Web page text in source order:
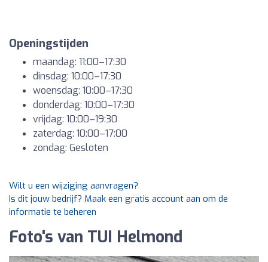
Openingstijden
maandag: 11:00–17:30
dinsdag: 10:00–17:30
woensdag: 10:00–17:30
donderdag: 10:00–17:30
vrijdag: 10:00–19:30
zaterdag: 10:00–17:00
zondag: Gesloten
Wilt u een wijziging aanvragen?
Is dit jouw bedrijf? Maak een gratis account aan om de
informatie te beheren
Foto's van TUI Helmond